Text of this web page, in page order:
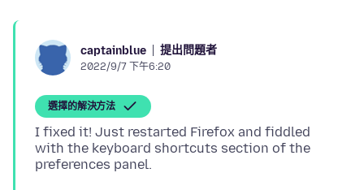
captainblue 提出問題者
2022/9/7 下午6:20
選擇的解決方法
I fixed it! Just restarted Firefox and fiddled
with the keyboard shortcuts section of the